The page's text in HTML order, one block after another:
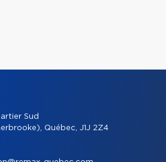
Sud
Québec, J1J 2Z4